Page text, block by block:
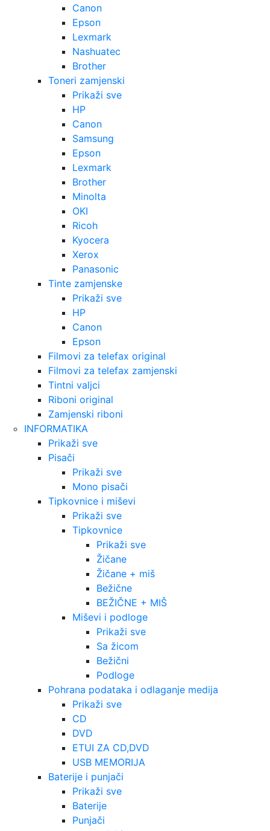
Canon
Epson
Lexmark
Nashuatec
Brother
Toneri zamjenski
Prikaži sve
HP
Canon
Samsung
Epson
Lexmark
Brother
Minolta
OKI
Ricoh
Kyocera
Xerox
Panasonic
Tinte zamjenske
Prikaži sve
HP
Canon
Epson
Filmovi za telefax original
Filmovi za telefax zamjenski
Tintni valjci
Riboni original
Zamjenski riboni
INFORMATIKA
Prikaži sve
Pisači
Prikaži sve
Mono pisači
Tipkovnice i miševi
Prikaži sve
Tipkovnice
Prikaži sve
Žičane
Žičane + miš
Bežične
BEŽIČNE + MIŠ
Miševi i podloge
Prikaži sve
Sa žicom
Bežični
Podloge
Pohrana podataka i odlaganje medija
Prikaži sve
CD
DVD
ETUI ZA CD,DVD
USB MEMORIJA
Baterije i punjači
Prikaži sve
Baterije
Punjači